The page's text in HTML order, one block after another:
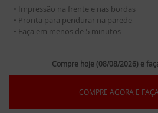
• Impressão na frente e nas bordas
• Pronta para pendurar na parede
• Faça em menos de 5 minutos
Compre hoje (08/08/2026) e
COMPRE AGORA E